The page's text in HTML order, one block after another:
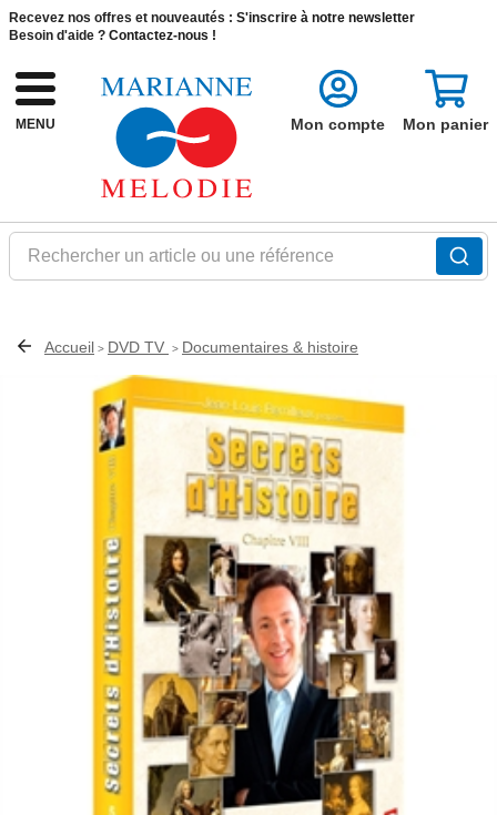
Recevez nos offres et nouveautés : S'inscrire à notre newsletter
Besoin d'aide ? Contactez-nous !
MENU
Rechercher un article ou une référence
Mon compte Mon panier
Accueil > DVD TV > Documentaires & histoire